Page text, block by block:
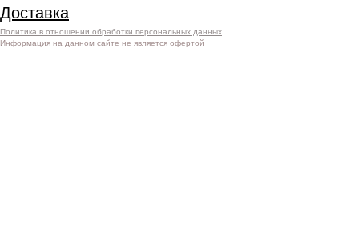
Доставка
Политика в отношении обработки персональных данных
Информация на данном сайте не является офертой